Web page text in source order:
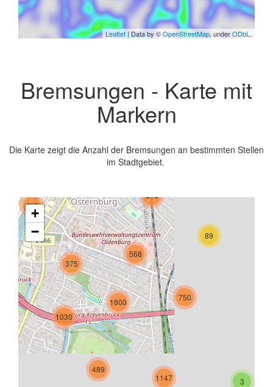
Leaflet| Data by ©OpenStreetMap, underODbL .
Bremsungen - Karte mit
Markern
Die Karte zeigt die Anzahl der Bremsungen an bestimmten Stellen
im Stadtgebiet.
3
414
375
415
1030
489
89
1147
750
1800
568
+
−